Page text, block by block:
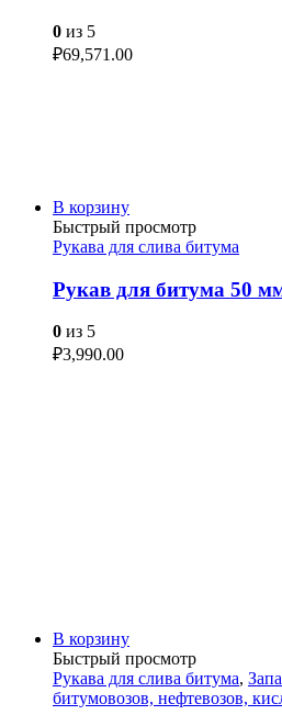
0 из 5
₽69,571.00
В корзину
Быстрый просмотр
Рукава для слива битума
Рукав для битума 50
0 из 5
₽3,990.00
В корзину
Быстрый просмотр
Рукава для слива битума,
битумовозов, нефтевозов,